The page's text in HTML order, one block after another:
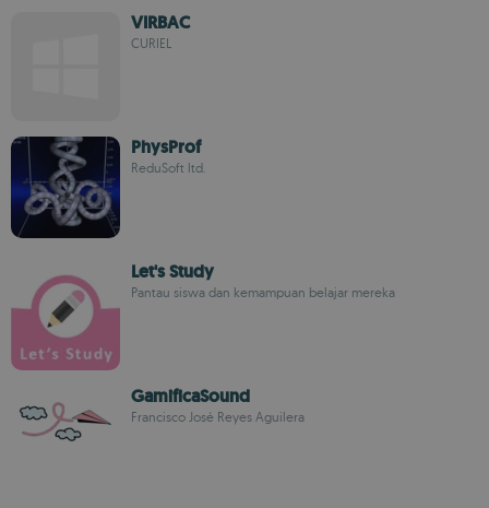
VIRBAC
CURIEL
PhysProf
ReduSoft ltd.
Let's Study
Pantau siswa dan kemampuan belajar mereka
GamificaSound
Francisco José Reyes Aguilera